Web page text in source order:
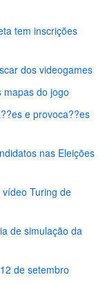
tem inscrições
dos videogames
mapas do jogo
e provoca??es
nas Eleições
Turing de
de simulação da
de setembro